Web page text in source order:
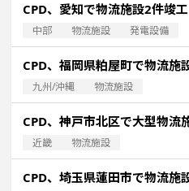
CPD、愛知で物流施設2件竣工
中部 物流施設 発電設備
CPD、福岡県粕屋町で物流施
九州/沖縄 物流施設
CPD、神戸市北区で大型物流
近畿 物流施設
CPD、埼玉県蓮田市で物流施